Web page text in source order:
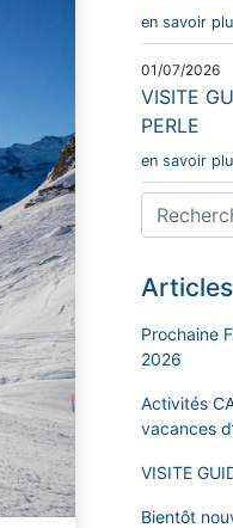
en savoir
01/07/2026
VISITE
PERLE
en savoir
Prochaine
2026
Activités
vacances
VISITE
Bientôt